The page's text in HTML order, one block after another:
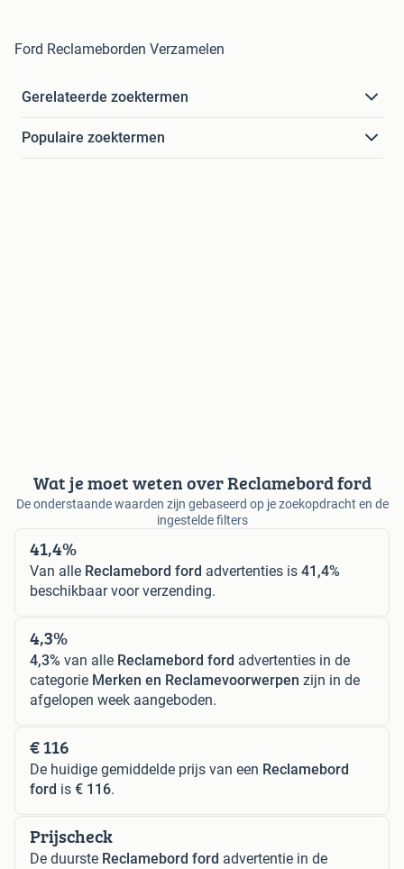
Ford Reclameborden Verzamelen
Gerelateerde zoektermen
Populaire zoektermen
Wat je moet weten over Reclamebord ford
De onderstaande waarden zijn gebaseerd op je zoekopdracht en de
ingestelde filters
41,4%
Van alle Reclamebord ford advertenties is 41,4%
beschikbaar voor verzending.
4,3%
4,3% van alle Reclamebord ford advertenties in de
categorie Merken en Reclamevoorwerpen zijn in de
afgelopen week aangeboden.
€ 116
De huidige gemiddelde prijs van een Reclamebord
ford is € 116.
Prijscheck
De duurste Reclamebord ford advertentie in de